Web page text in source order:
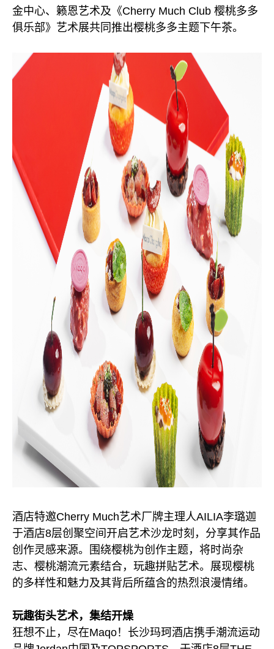
金中心、籁恩艺术及《Cherry Much Club 樱桃多多
俱乐部》艺术展共同推出樱桃多多主题下午茶。
酒店特邀Cherry Much艺术厂牌主理人AILIA李璐迦
于酒店8层创聚空间开启艺术沙龙时刻，分享其作品
创作灵感来源。围绕樱桃为创作主题，将时尚杂
志、樱桃潮流元素结合，玩趣拼贴艺术。展现樱桃
的多样性和魅力及其背后所蕴含的热烈浪漫情绪。
玩趣街头艺术，集结开燥
狂想不止，尽在Maqo！长沙玛珂酒店携手潮流运动